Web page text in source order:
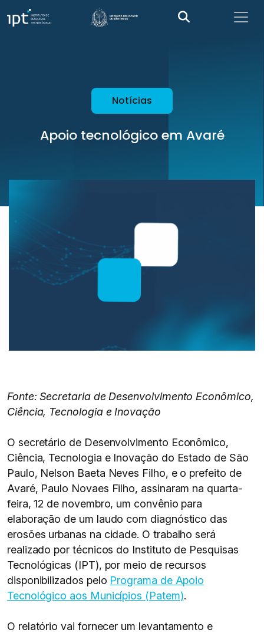
Notícias
Apoio tecnológico em Avaré
Fonte: Secretaria de Desenvolvimento Econômico,
Ciência, Tecnologia e Inovação
O secretário de Desenvolvimento Econômico,
Ciência, Tecnologia e Inovação do Estado de São
Paulo, Nelson Baeta Neves Filho, e o prefeito de
Avaré, Paulo Novaes Filho, assinaram na quarta-
feira, 12 de novembro, um convênio para
elaboração de um laudo com diagnóstico das
erosões urbanas na cidade. O trabalho será
realizado por técnicos do Instituto de Pesquisas
Tecnológicas (IPT), por meio de recursos
disponibilizados pelo Programa de Apoio
Tecnológico aos Municípios (Patem).
O relatório vai fornecer um levantamento e